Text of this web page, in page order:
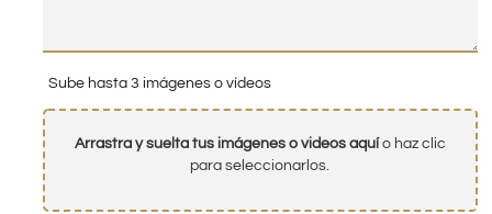
Sube hasta 3 imágenes o vídeos
Arrastra y suelta tus imágenes o videos aquío haz clic
para seleccionarlos.